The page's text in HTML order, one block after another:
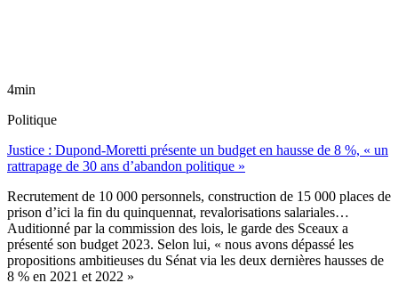
4min
Politique
Justice : Dupond-Moretti présente un budget en hausse de 8 %, « un
rattrapage de 30 ans d’abandon politique »
Recrutement de 10 000 personnels, construction de 15 000 places de
prison d’ici la fin du quinquennat, revalorisations salariales…
Auditionné par la commission des lois, le garde des Sceaux a
présenté son budget 2023. Selon lui, « nous avons dépassé les
propositions ambitieuses du Sénat via les deux dernières hausses de
8 % en 2021 et 2022 »